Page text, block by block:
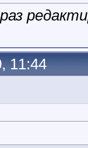
11:44